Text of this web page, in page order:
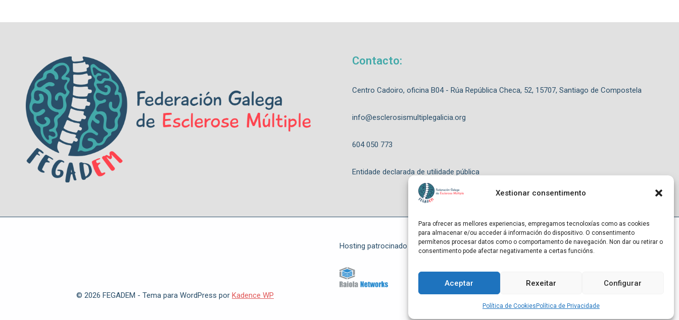
Xestionar consentimento
Para ofrecer as mellores experiencias, empregamos tecnoloxías como as cookies
para almacenar e/ou acceder á información do dispositivo. O consentimento
permítenos procesar datos como o comportamento de navegación. Non dar ou retirar o
consentimento pode afectar negativamente a certas funcións.
Aceptar Rexeitar Configurar
Política de Cookies Política de Privacidade
Contacto:
Centro Cadoiro, oficina B04 - Rúa República Checa, 52, 15707, Santiago de Compostela
info@esclerosismultiplegalicia.org
604 050 773
Entidade declarada de utilidade pública
© 2026 FEGADEM - Tema para WordPress por Kadence WP
Hosting patrocinado por Entidade declarada de utilidade pública